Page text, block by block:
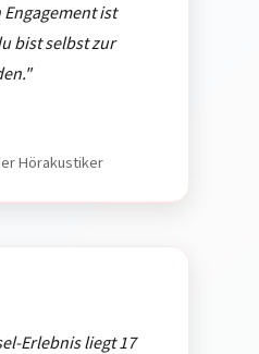
ist
bist selbst zur
Hörakustiker
Erlebnis liegt 17